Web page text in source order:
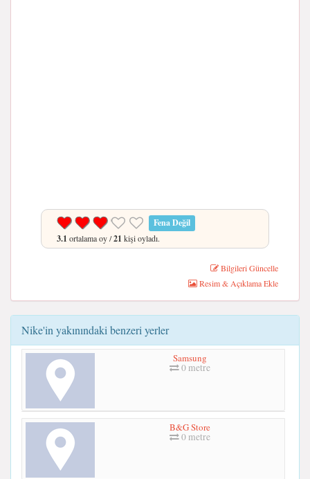
Fena Değil
3.1 ortalama oy /21 kişi oyladı.
Bilgileri Güncelle
Resim & Açıklama Ekle
Nike'in yakınındaki benzeri yerler
Samsung
0 metre
B&G Store
0 metre